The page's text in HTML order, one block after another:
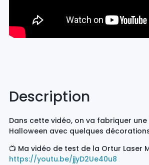
Description
Dans cette vidéo, on va fabriquer
Halloween avec quelques
📺 Ma vidéo de test de la Ortur Laser
https://youtu.be/jjyD2Ue40u8